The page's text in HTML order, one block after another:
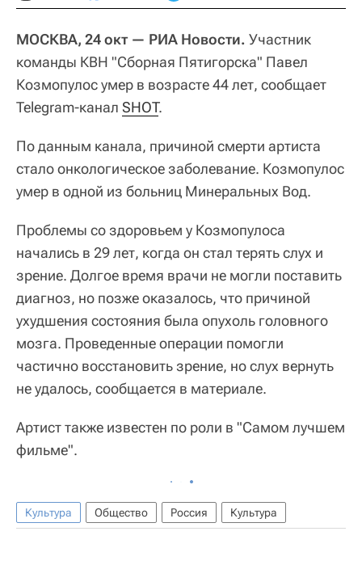
МОСКВА, 24 окт — РИА Новости. Участник
команды КВН "Сборная Пятигорска" Павел
Козмопулос умер в возрасте 44 лет, сообщает
Telegram-канал SHOT.
По данным канала, причиной смерти артиста
стало онкологическое заболевание. Козмопулос
умер в одной из больниц Минеральных Вод.
Проблемы со здоровьем у Козмопулоса
начались в 29 лет, когда он стал терять слух и
зрение. Долгое время врачи не могли поставить
диагноз, но позже оказалось, что причиной
ухудшения состояния была опухоль головного
мозга. Проведенные операции помогли
частично восстановить зрение, но слух вернуть
не удалось, сообщается в материале.
Артист также известен по роли в "Самом лучшем
фильме".
Культура Общество Россия Культура